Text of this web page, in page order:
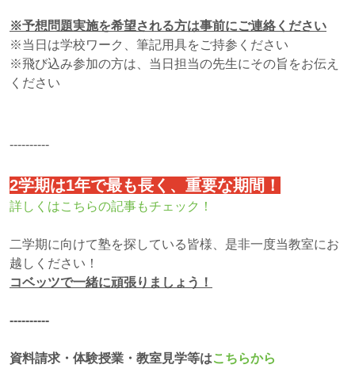
※予想問題実施を希望される方は事前にご連絡ください
※当日は学校ワーク、筆記用具をご持参ください
※飛び込み参加の方は、当日担当の先生にその旨をお伝え
ください
----------
2学期は1年で最も長く、重要な期間！
詳しくはこちらの記事もチェック！
二学期に向けて塾を探している皆様、是非一度当教室にお
越しください！
コベッツで一緒に頑張りましょう！
‐‐‐‐‐‐‐‐‐‐
資料請求・体験授業・教室見学等はこちらから